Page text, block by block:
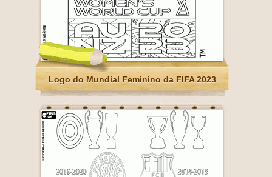
Logo do Mundial Feminino da FIFA 2023